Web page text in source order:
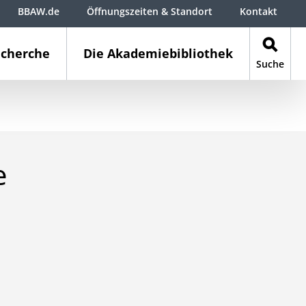
Die Akademiebibliothek
Suche
BBAW.de Öffnungszeiten & Standort Kontakt